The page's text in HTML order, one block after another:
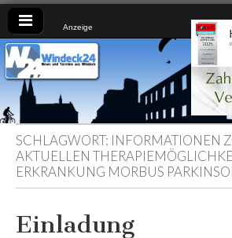
Anzeige
Nachrichten
aus dem
Ländchen
für das
Ländchen
SCHLAGWORT: INFORMATIONEN
AKTUELLEN
ERKRANKUNG MORBUS
Einladung